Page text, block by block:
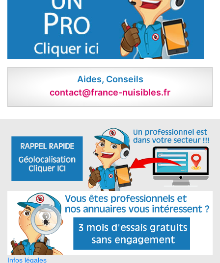
Aides, Conseils
contact@france-nuisibles.fr
Infos légales